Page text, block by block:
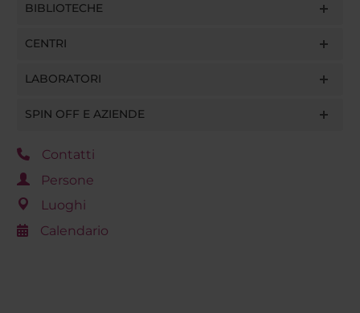
BIBLIOTECHE
CENTRI
LABORATORI
SPIN OFF E AZIENDE
Contatti
Persone
Luoghi
Calendario